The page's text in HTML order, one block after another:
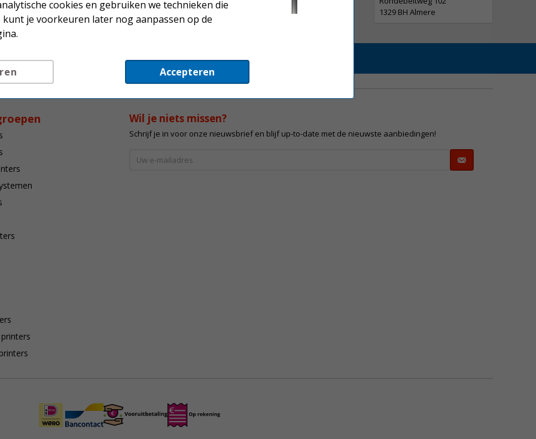
1329 BH Almere
Wil je niets missen?
Schrijf je in voor onze nieuwsbrief en blijf up-to-date met de nieuwste aanbiedingen!
cookies en gebruiken we technieken die
kunt je voorkeuren later nog aanpassen op de
Accepteren